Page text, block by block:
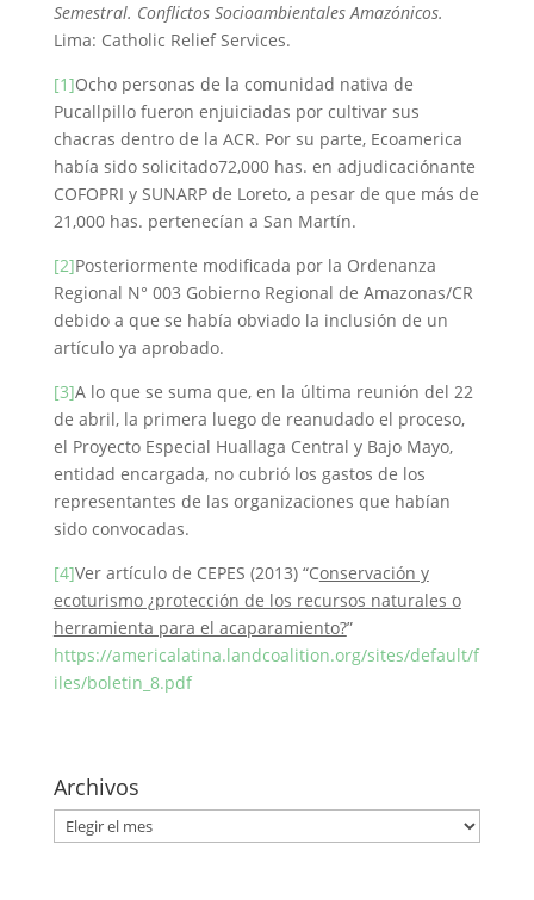
Semestral. Conflictos Socioambientales Amazónicos.
Lima: Catholic Relief Services.
[1]Ocho personas de la comunidad nativa de
Pucallpillo fueron enjuiciadas por cultivar sus
chacras dentro de la ACR. Por su parte, Ecoamerica
había sido solicitado72,000 has. en adjudicaciónante
COFOPRI y SUNARP de Loreto, a pesar de que más de
21,000 has. pertenecían a San Martín.
[2]Posteriormente modificada por la Ordenanza
Regional N° 003 Gobierno Regional de Amazonas/CR
debido a que se había obviado la inclusión de un
artículo ya aprobado.
[3]A lo que se suma que, en la última reunión del 22
de abril, la primera luego de reanudado el proceso,
el Proyecto Especial Huallaga Central y Bajo Mayo,
entidad encargada, no cubrió los gastos de los
representantes de las organizaciones que habían
sido convocadas.
[4]Ver artículo de CEPES (2013) “Conservación y
ecoturismo ¿protección de los recursos naturales o
herramienta para el acaparamiento?”
https://americalatina.landcoalition.org/sites/default/f
iles/boletin_8.pdf
Archivos
Archivos